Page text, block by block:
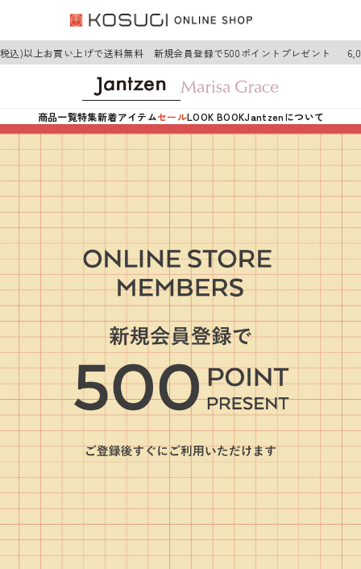
)以上お買い上げで送料無料 新規会員登録で500ポイントプレゼント
商品一覧特集新着アイテムセールLOOK BOOKJantzenについて